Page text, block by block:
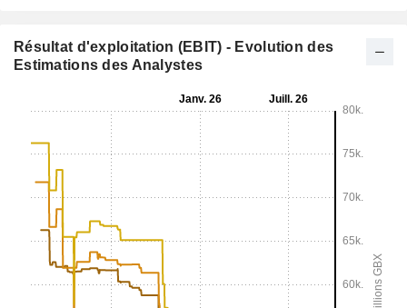
Résultat d'exploitation (EBIT) - Evolution des
Estimations des Analystes